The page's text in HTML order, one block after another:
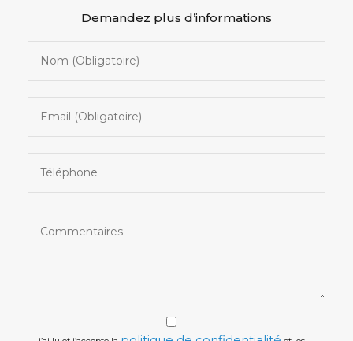
Demandez plus d’informations